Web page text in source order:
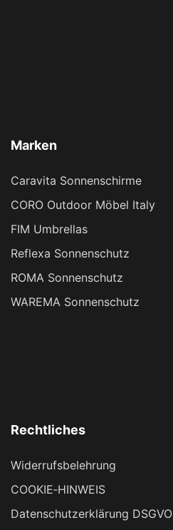
Marken
Caravita Sonnenschirme
CORO Outdoor Möbel Italy
FIM Umbrellas
Reflexa Sonnenschutz
ROMA Sonnenschutz
WAREMA Sonnenschutz
Rechtliches
Widerrufsbelehrung
COOKIE‑HINWEIS
Datenschutzerklärung DSGVO